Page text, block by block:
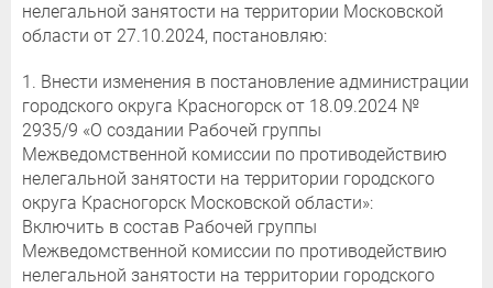
нелегальной занятости на территории Московской
области от 27.10.2024, постановляю:
1. Внести изменения в постановление администрации
городского округа Красногорск от 18.09.2024 №
2935/9 «О создании Рабочей группы
Межведомственной комиссии по противодействию
нелегальной занятости на территории городского
округа Красногорск Московской области»:
Включить в состав Рабочей группы
Межведомственной комиссии по противодействию
нелегальной занятости на территории городского